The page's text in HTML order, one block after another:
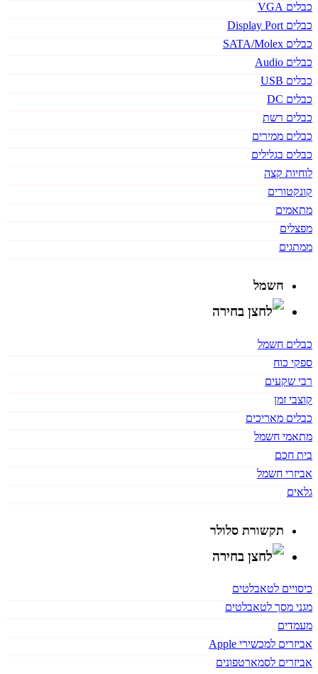
כבלים VGA
כבלים Display Port
כבלים SATA/Molex
כבלים Audio
כבלים USB
כבלים DC
כבלים רשת
כבלים ממירים
כבלים בגלילים
לוחיות קצה
קונקטורים
מתאמים
מפצלים
ממתגים
חשמל
כבלים חשמל
ספקי כוח
רבי שקעים
קוצבי זמן
כבלים מאריכים
מתאמי חשמל
בית חכם
אביזרי חשמל
גלאים
תקשורת סלולר
כיסויים לטאבלטים
מגני מסך לטאבלטים
מעמדים
אביזרים למכשירי Apple
אביזרים לסמארטפונים